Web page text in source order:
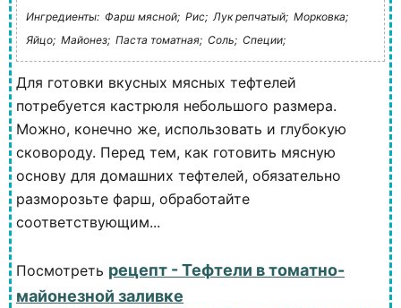
Ингредиенты: Фарш мясной; Рис; Лук репчатый; Морковка;
Яйцо; Майонез; Паста томатная; Соль; Специи;
Для готовки вкусных мясных тефтелей
потребуется кастрюля небольшого размера.
Можно, конечно же, использовать и глубокую
сковороду. Перед тем, как готовить мясную
основу для домашних тефтелей, обязательно
разморозьте фарш, обработайте
соответствующим...
Посмотреть рецепт - Тефтели в томатно-
майонезной заливке